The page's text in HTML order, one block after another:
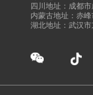
四川地址：成都
内蒙古地址：赤
湖北地址：武汉